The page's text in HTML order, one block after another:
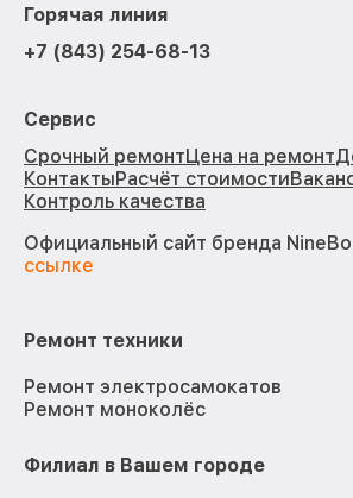
Горячая линия
+7 (843) 254-68-13
Сервис
Срочный ремонтЦена на ремонт
КонтактыРасчёт стоимости
Контроль качества
Официальный сайт бренда
ссылке
Ремонт техники
Ремонт электросамокатов
Ремонт моноколёс
Филиал в Вашем городе